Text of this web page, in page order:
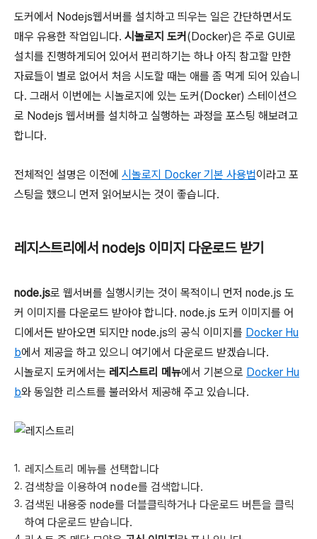
도커에서 Nodejs웹서버를 설치하고 띄우는 일은 간단하면서도
매우 유용한 작업입니다. 시놀로지 도커 (Docker)은 주로 GUI로
설치를 진행하게되어 있어서 편리하기는 하나 아직 참고할 만한
자료들이 별로 없어서 처음 시도할 때는 애를 좀 먹게 되어 있습니
다. 그래서 이번에는 시놀로지에 있는 도커(Docker) 스테이션으
로 Nodejs 웹서버를 설치하고 실행하는 과정을 포스팅 해보려고
합니다.
전체적인 설명은 이전에 시놀로지 Docker 기본 사용법이라고 포
스팅을 했으니 먼저 읽어보시는 것이 좋습니다.
레지스트리에서 nodejs 이미지 다운로드 받기
node.js로 웹서버를 실행시키는 것이 목적이니 먼저 node.js 도
커 이미지를 다운로드 받아야 합니다. node.js 도커 이미지를 어
디에서든 받아오면 되지만 node.js의 공식 이미지를 Docker Hu
b에서 제공을 하고 있으니 여기에서 다운로드 받겠습니다.
시놀로지 도커에서는 레지스트리 메뉴에서 기본으로 Docker Hu
b와 동일한 리스트를 불러와서 제공해 주고 있습니다.
레지스트리 메뉴를 선택합니다
검색창을 이용하여 node를 검색합니다.
검색된 내용중 node를 더블클릭하거나 다운로드 버튼을 클릭
하여 다운로드 받습니다.